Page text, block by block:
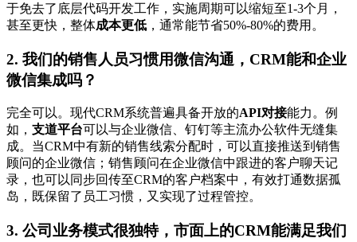
于免去了底层代码开发工作，实施周期可以缩短至1-3个月，
甚至更快，整体成本更低 ，通常能节省50%-80%的费用。
2. 我们的销售人员习惯用微信沟通，CRM能和企业
微信集成吗？
完全可以。现代CRM系统普遍具备开放的API对接能力。例
如， 支道平台可以与企业微信、钉钉等主流办公软件无缝集
成。当CRM中有新的销售线索分配时，可以直接推送到销售
顾问的企业微信；销售顾问在企业微信中跟进的客户聊天记
录，也可以同步回传至CRM的客户档案中，有效打通数据孤
岛，既保留了员工习惯，又实现了过程管控。
3. 公司业务模式很独特，市面上的CRM能满足我们